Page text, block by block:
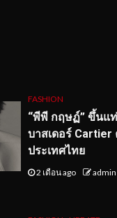
FASHION
“พีพี กฤษฏ์” ขึ้นแ
บาสเดอร์
ประเทศไทย
2 เดือน ago admin